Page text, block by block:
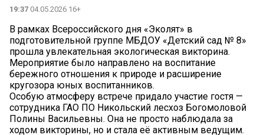
19:37 04.05.2026 16+
В рамках Всероссийского дня «Эколят» в
подготовительной группе МБДОУ «Детский сад № 8»
прошла увлекательная экологическая викторина.
Мероприятие было направлено на воспитание
бережного отношения к природе и расширение
кругозора юных воспитанников.
Особую атмосферу встрече придало участие гостя —
сотрудника ГАО ПО Никольский лесхоз Богомоловой
Полины Васильевны. Она не просто наблюдала за
ходом викторины, но и стала её активным ведущим.